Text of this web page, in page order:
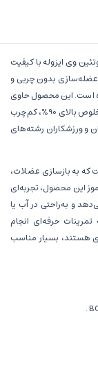
وی ایزوله با کیفیت
عضله‌سازی بدون چربی و
است. این محصول حاوی
در هر سروینگ (30 گرم) است و با خلوص بالای 90%، کم‌چرب
و ورزشکاران رشته‌های
که به بازسازی عضلات،
این محصول، تجربه‌ای
و به‌راحتی در آب یا
حرفه‌ای انجام
هستند، بسیار مناسب